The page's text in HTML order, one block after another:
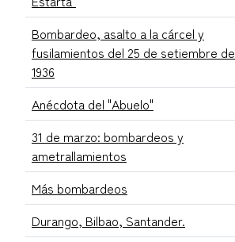
Bombardeo, asalto a la cárcel y
fusilamientos del 25 de setiembre de
1936
Anécdota del "Abuelo"
31 de marzo: bombardeos y
ametrallamientos
Más bombardeos
Durango, Bilbao, Santander.